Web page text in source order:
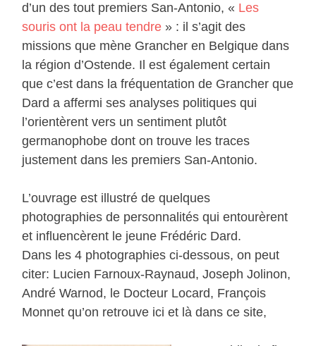
d’un des tout premiers San-Antonio, « Les
souris ont la peau tendre » : il s’agit des
missions que mène Grancher en Belgique dans
la région d’Ostende. Il est également certain
que c’est dans la fréquentation de Grancher que
Dard a affermi ses analyses politiques qui
l’orientèrent vers un sentiment plutôt
germanophobe dont on trouve les traces
justement dans les premiers San-Antonio.
L’ouvrage est illustré de quelques
photographies de personnalités qui entourèrent
et influencèrent le jeune Frédéric Dard.
Dans les 4 photographies ci-dessous, on peut
citer: Lucien Farnoux-Raynaud, Joseph Jolinon,
André Warnod, le Docteur Locard, François
Monnet qu’on retrouve ici et là dans ce site,